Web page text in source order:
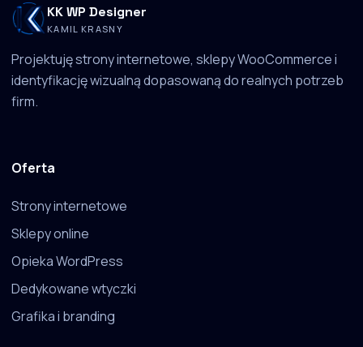
KK WP Designer
KAMIL KRASNY
Projektuję strony internetowe, sklepy WooCommerce i
identyfikację wizualną dopasowaną do realnych potrzeb
firm.
Oferta
Strony internetowe
Sklepy online
Opieka WordPress
Dedykowane wtyczki
Grafika i branding